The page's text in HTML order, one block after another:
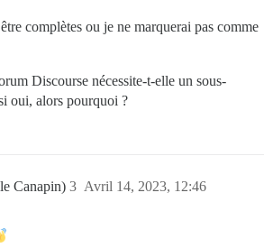
complètes ou je ne marquerai pas comme
Discourse nécessite-t-elle un sous-
oui, alors pourquoi ?
Canapin) Avril 14, 2023, 12:46
3